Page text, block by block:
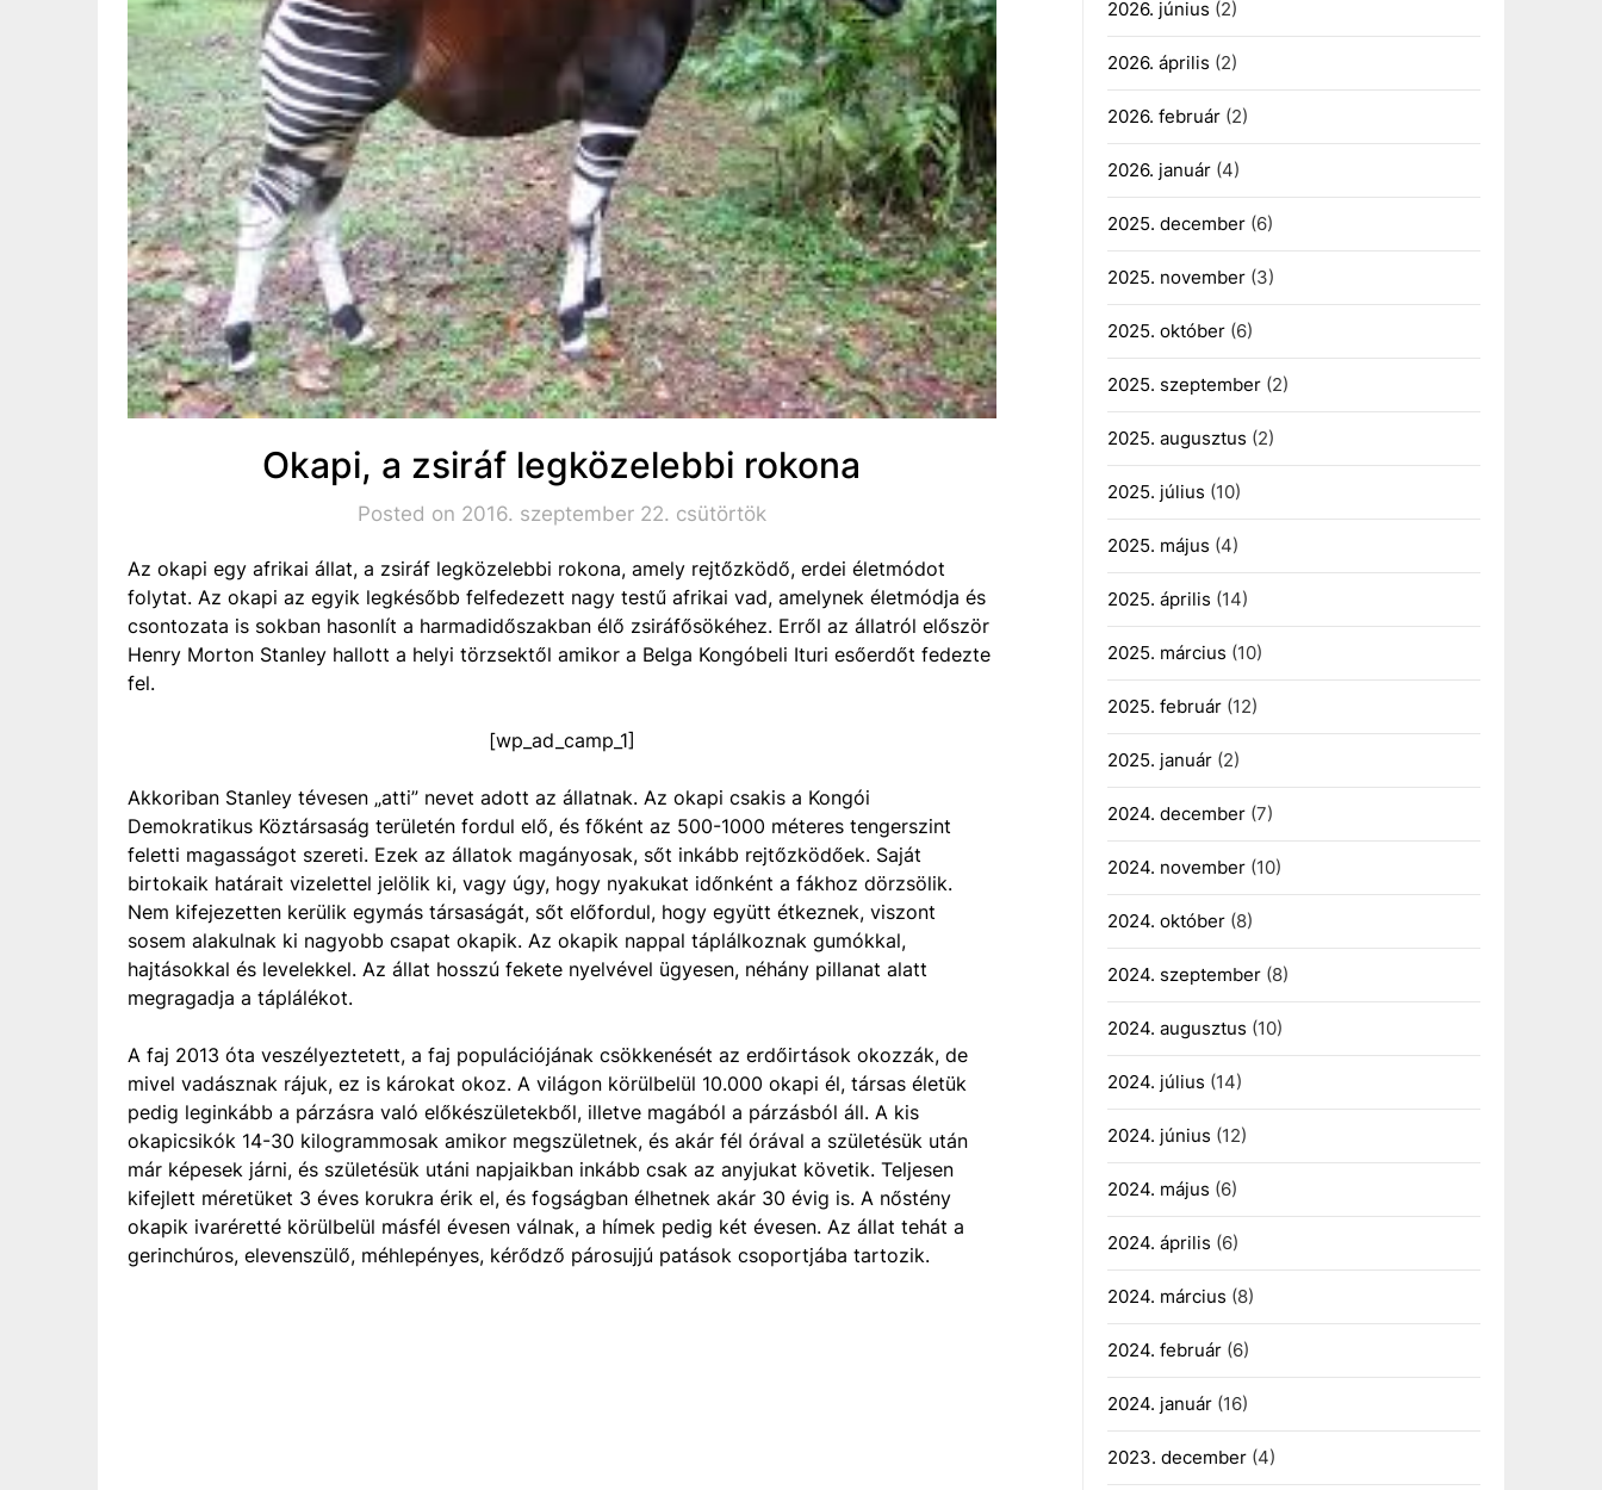
Okapi, a zsiráf legközelebbi rokona
Posted on 2016. szeptember 22. csütörtök
Az okapi egy afrikai állat, a zsiráf legközelebbi rokona, amely rejtőzködő, erdei életmódot
folytat. Az okapi az egyik legkésőbb felfedezett nagy testű afrikai vad, amelynek életmódja és
csontozata is sokban hasonlít a harmadidőszakban élő zsiráfősökéhez. Erről az állatról először
Henry Morton Stanley hallott a helyi törzsektől amikor a Belga Kongóbeli Ituri esőerdőt fedezte
fel.
[wp_ad_camp_1]
Akkoriban Stanley tévesen „atti” nevet adott az állatnak. Az okapi csakis a Kongói
Demokratikus Köztársaság területén fordul elő, és főként az 500-1000 méteres tengerszint
feletti magasságot szereti. Ezek az állatok magányosak, sőt inkább rejtőzködőek. Saját
birtokaik határait vizelettel jelölik ki, vagy úgy, hogy nyakukat időnként a fákhoz dörzsölik.
Nem kifejezetten kerülik egymás társaságát, sőt előfordul, hogy együtt étkeznek, viszont
sosem alakulnak ki nagyobb csapat okapik. Az okapik nappal táplálkoznak gumókkal,
hajtásokkal és levelekkel. Az állat hosszú fekete nyelvével ügyesen, néhány pillanat alatt
megragadja a táplálékot.
A faj 2013 óta veszélyeztetett, a faj populációjának csökkenését az erdőirtások okozzák, de
mivel vadásznak rájuk, ez is károkat okoz. A világon körülbelül 10.000 okapi él, társas életük
pedig leginkább a párzásra való előkészületekből, illetve magából a párzásból áll. A kis
okapicsikók 14-30 kilogrammosak amikor megszületnek, és akár fél órával a születésük után
már képesek járni, és születésük utáni napjaikban inkább csak az anyjukat követik. Teljesen
kifejlett méretüket 3 éves korukra érik el, és fogságban élhetnek akár 30 évig is. A nőstény
okapik ivaréretté körülbelül másfél évesen válnak, a hímek pedig két évesen. Az állat tehát a
gerinchúros, elevenszülő, méhlepényes, kérődző párosujjú patások csoportjába tartozik.
2026. június (2)
2026. április (2)
2026. február(2)
2026. január(4)
2025. december(6)
2025. november(3)
2025. október(6)
2025. szeptember(2)
2025. augusztus (2)
2025. július (10)
2025. május (4)
2025. április (14)
2025. március (10)
2025. február(12)
2025. január(2)
2024. december(7)
2024. november(10)
2024. október(8)
2024. szeptember(8)
2024. augusztus (10)
2024. július (14)
2024. június (12)
2024. május (6)
2024. április (6)
2024. március (8)
2024. február(6)
2024. január(16)
2023. december(4)